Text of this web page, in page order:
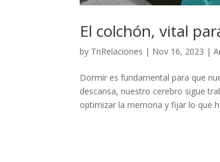
El colchón, vital
by TnRelaciones | Nov 16, 2023 |
Dormir es fundamental para que
descansa, nuestro cerebro sigue
optimizar la memoria y fijar lo que